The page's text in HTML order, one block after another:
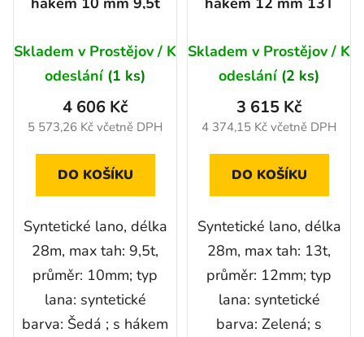
Skladem v Prostějov / K
odeslání (1 ks)
5 573,26 Kč včetně DPH
4 606 Kč
DO KOŠÍKU
Syntetické lano, délka
28m, max tah: 9,5t,
průměr: 10mm; typ
lana: syntetické
barva: Šedá ; s hákem
hodnocení
produktu
je
5,0
z
5
Skladem v Prostějov / K
odeslání (2 ks)
4 374,15 Kč včetně DPH
3 615 Kč
DO KOŠÍKU
Syntetické lano, délka
28m, max tah: 13t,
průměr: 12mm; typ
lana: syntetické
barva: Zelená; s